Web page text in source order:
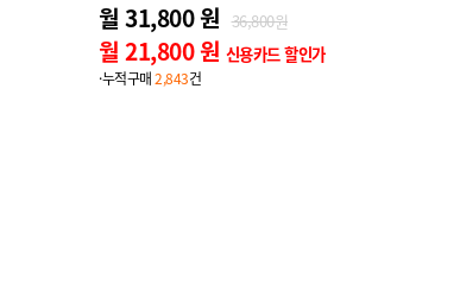
월 31,800 원 36,800원
월 21,800 원 신용카드 할인가
·누적구매2,843건